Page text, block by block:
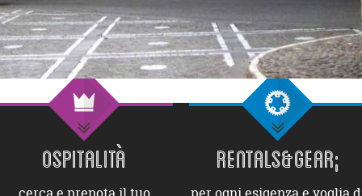
OSPITALITÀ RENTALS&GEAR;